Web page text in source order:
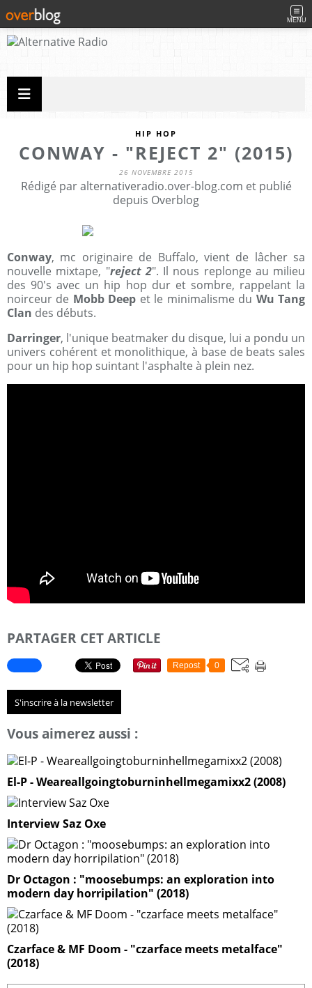
MENU
HIP HOP
CONWAY - "REJECT 2" (2015)
26 NOVEMBRE 2015
Rédigé par alternativeradio.over-blog.com et publié
depuis Overblog
Conway, mc originaire de Buffalo, vient de lâcher sa
nouvelle mixtape, "reject 2". Il nous replonge au milieu
des 90's avec un hip hop dur et sombre, rappelant la
noirceur de Mobb Deep et le minimalisme du Wu Tang
Clan des débuts.
Darringer, l'unique beatmaker du disque, lui a pondu un
univers cohérent et monolithique, à base de beats sales
pour un hip hop suintant l'asphalte à plein nez.
PARTAGER CET ARTICLE
Repost 0
S'inscrire à la newsletter
Vous aimerez aussi :
El-P - Weareallgoingtoburninhellmegamixx2 (2008)
Interview Saz Oxe
Dr Octagon : "moosebumps: an exploration into
modern day horripilation" (2018)
Czarface & MF Doom - "czarface meets metalface"
(2018)